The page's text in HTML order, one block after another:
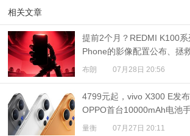
相关文章
提前2个月？REDMI K100
Phone的影像配置公布、拯
英寸屏
布朗 07月28日 20:56
4799元起，vivo X300 E发
OPPO首台10000mAh电池
Phone定档
量衡 07月27日 20:11